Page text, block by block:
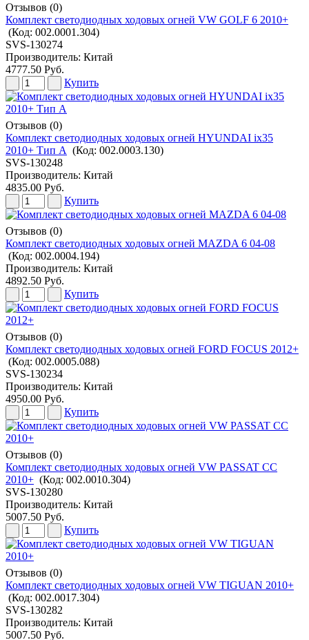
Отзывов (0)
Комплект светодиодных ходовых огней VW GOLF 6 2010+
(Код: 002.0001.304)
SVS-130274
Производитель: Китай
4777.50 Руб.
Купить
Отзывов (0)
Комплект светодиодных ходовых огней HYUNDAI ix35
2010+ Тип А (Код: 002.0003.130)
SVS-130248
Производитель: Китай
4835.00 Руб.
Купить
Отзывов (0)
Комплект светодиодных ходовых огней MAZDA 6 04-08
(Код: 002.0004.194)
Производитель: Китай
4892.50 Руб.
Купить
Отзывов (0)
Комплект светодиодных ходовых огней FORD FOCUS 2012+
(Код: 002.0005.088)
SVS-130234
Производитель: Китай
4950.00 Руб.
Купить
Отзывов (0)
Комплект светодиодных ходовых огней VW PASSAT CC
2010+ (Код: 002.0010.304)
SVS-130280
Производитель: Китай
5007.50 Руб.
Купить
Отзывов (0)
Комплект светодиодных ходовых огней VW TIGUAN 2010+
(Код: 002.0017.304)
SVS-130282
Производитель: Китай
5007.50 Руб.